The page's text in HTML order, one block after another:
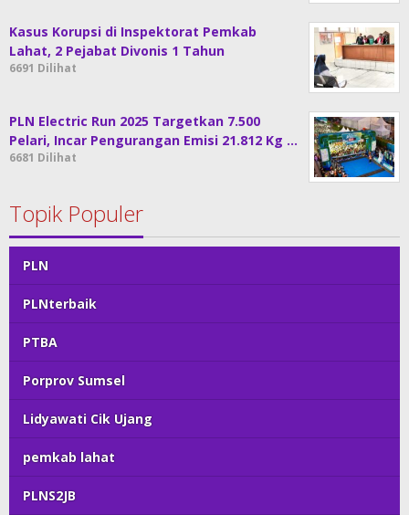
Kasus Korupsi di Inspektorat Pemkab
Lahat, 2 Pejabat Divonis 1 Tahun
6691 Dilihat
PLN Electric Run 2025 Targetkan 7.500
Pelari, Incar Pengurangan Emisi 21.812 Kg …
6681 Dilihat
Topik Populer
PLN
PLNterbaik
PTBA
Porprov Sumsel
Lidyawati Cik Ujang
pemkab lahat
PLNS2JB